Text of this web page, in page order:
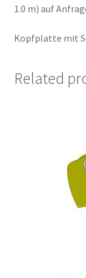
1.0 m) auf
Kopfplatte mit
Related